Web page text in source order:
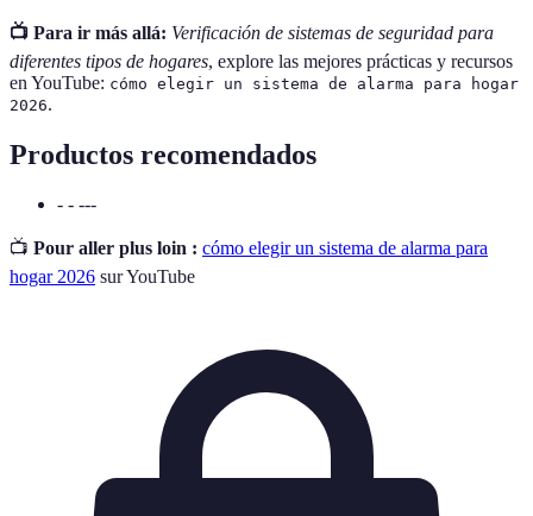
📺 Para ir más allá: Verificación de sistemas de seguridad para
diferentes tipos de hogares, explore las mejores prácticas y recursos
en YouTube: cómo elegir un sistema de alarma para hogar
2026.
Productos recomendados
- - ---
📺 Pour aller plus loin : cómo elegir un sistema de alarma para
hogar 2026 sur YouTube